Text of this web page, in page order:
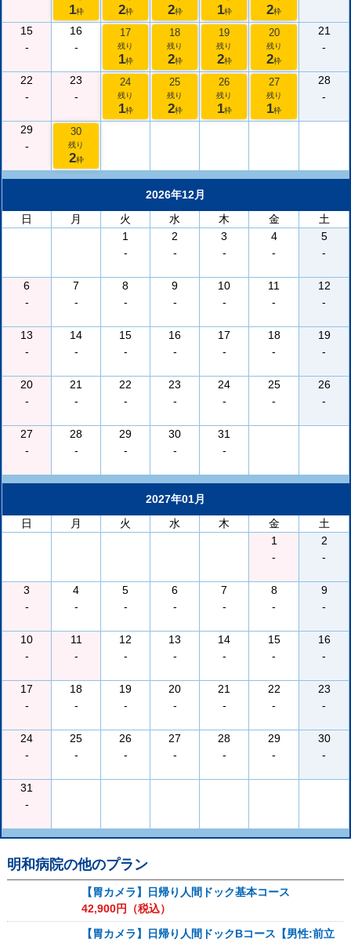
1枠 2枠 2枠 1枠 2枠
15
-
16
-
17
残り
1枠
18
残り
2枠
19
残り
2枠
20
残り
2枠
21
-
22
-
23
-
24
残り
1枠
25
残り
2枠
26
残り
1枠
27
残り
1枠
28
-
29
-
30
残り
2枠
2026年12月
日
月 火 水 木 金
土
1
-
2
-
3
-
4
-
5
-
6
-
7
-
8
-
9
-
10
-
11
-
12
-
13
-
14
-
15
-
16
-
17
-
18
-
19
-
20
-
21
-
22
-
23
-
24
-
25
-
26
-
27
-
28
-
29
-
30
-
31
-
2027年01月
日
月 火 水 木 金
土
1
-
2
-
3
-
4
-
5
-
6
-
7
-
8
-
9
-
10
-
11
-
12
-
13
-
14
-
15
-
16
-
17
-
18
-
19
-
20
-
21
-
22
-
23
-
24
-
25
-
26
-
27
-
28
-
29
-
30
-
31
-
明和病院の他のプラン
【胃カメラ】日帰り人間ドック基本コース
42,900円（税込）
【胃カメラ】日帰り人間ドックBコース【男性:前立